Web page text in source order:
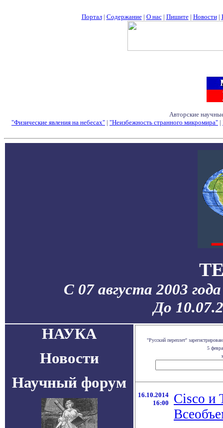
Портал| Содержание| О нас| Пишите| Новости|
Авторские
"Физические явления на небесах" | "Неизбежность странного микромира" |
С 07 августа 2003
До
НАУКА
Новости
Научный форум
"Русский переплет"
5
16.10.2014
16:00
Cisco и